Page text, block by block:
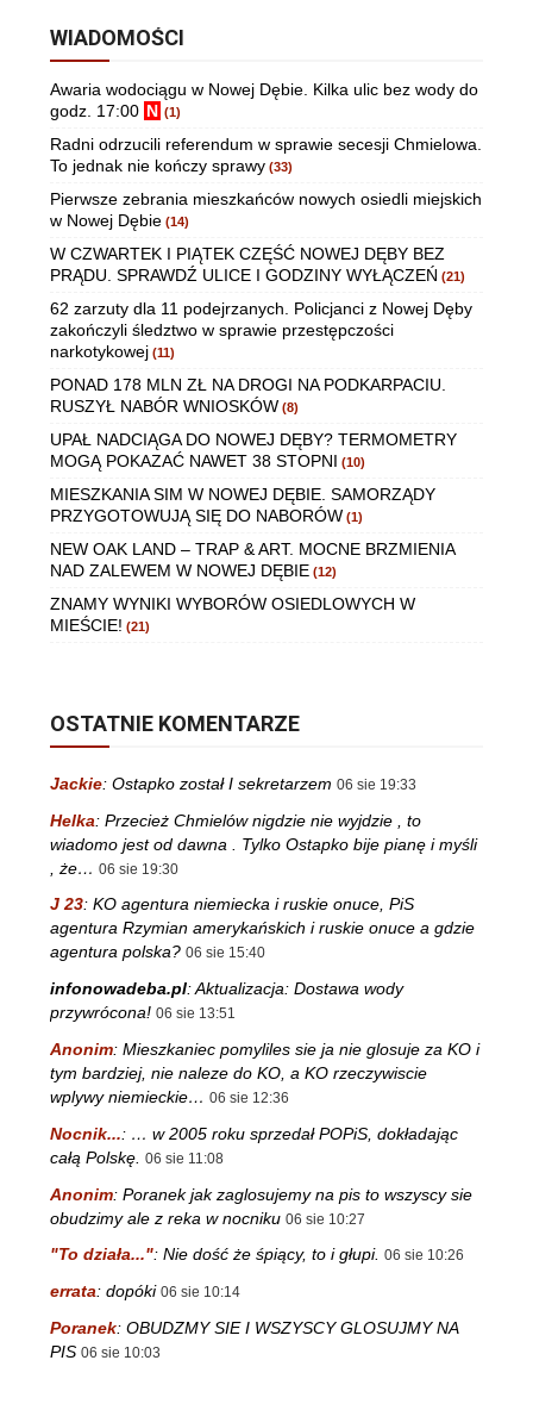
WIADOMOŚCI
Awaria wodociągu w Nowej Dębie. Kilka ulic bez wody do
godz. 17:00 N (1)
Radni odrzucili referendum w sprawie secesji Chmielowa.
To jednak nie kończy sprawy (33)
Pierwsze zebrania mieszkańców nowych osiedli miejskich
w Nowej Dębie (14)
W CZWARTEK I PIĄTEK CZĘŚĆ NOWEJ DĘBY BEZ
PRĄDU. SPRAWDŹ ULICE I GODZINY WYŁĄCZEŃ (21)
62 zarzuty dla 11 podejrzanych. Policjanci z Nowej Dęby
zakończyli śledztwo w sprawie przestępczości
narkotykowej (11)
PONAD 178 MLN ZŁ NA DROGI NA PODKARPACIU.
RUSZYŁ NABÓR WNIOSKÓW (8)
UPAŁ NADCIĄGA DO NOWEJ DĘBY? TERMOMETRY
MOGĄ POKAZAĆ NAWET 38 STOPNI (10)
MIESZKANIA SIM W NOWEJ DĘBIE. SAMORZĄDY
PRZYGOTOWUJĄ SIĘ DO NABORÓW (1)
NEW OAK LAND – TRAP & ART. MOCNE BRZMIENIA
NAD ZALEWEM W NOWEJ DĘBIE (12)
ZNAMY WYNIKI WYBORÓW OSIEDLOWYCH W
MIEŚCIE! (21)
OSTATNIE KOMENTARZE
Jackie: Ostapko został I sekretarzem 06 sie 19:33
Helka: Przecież Chmielów nigdzie nie wyjdzie , to
wiadomo jest od dawna . Tylko Ostapko bije pianę i myśli
, że… 06 sie 19:30
J 23: KO agentura niemiecka i ruskie onuce, PiS
agentura Rzymian amerykańskich i ruskie onuce a gdzie
agentura polska? 06 sie 15:40
infonowadeba.pl:Aktualizacja: Dostawa wody
przywrócona! 06 sie 13:51
Anonim: Mieszkaniec pomyliles sie ja nie glosuje za KO i
tym bardziej, nie naleze do KO, a KO rzeczywiscie
wplywy niemieckie… 06 sie 12:36
Nocnik...: … w 2005 roku sprzedał POPiS, dokładając
całą Polskę. 06 sie 11:08
Anonim: Poranek jak zaglosujemy na pis to wszyscy sie
obudzimy ale z reka w nocniku 06 sie 10:27
"To działa...": Nie dość że śpiący, to i głupi. 06 sie 10:26
errata: dopóki 06 sie 10:14
Poranek: OBUDZMY SIE I WSZYSCY GLOSUJMY NA
PIS 06 sie 10:03